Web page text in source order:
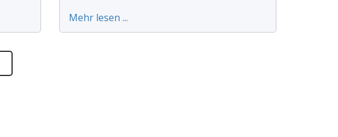
Mehr lesen ...